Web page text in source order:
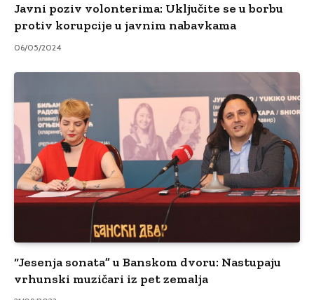
Javni poziv volonterima: Uključite se u borbu
protiv korupcije u javnim nabavkama
06/05/2024
“Jesenja sonata” u Banskom dvoru: Nastupaju
vrhunski muzičari iz pet zemalja